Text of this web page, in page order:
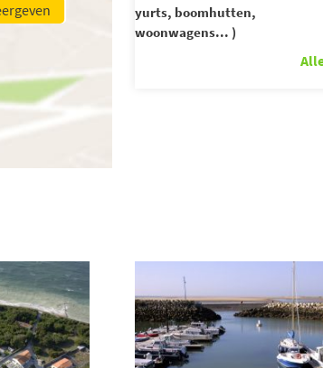
yurts, boomhutten,
woonwagens... )